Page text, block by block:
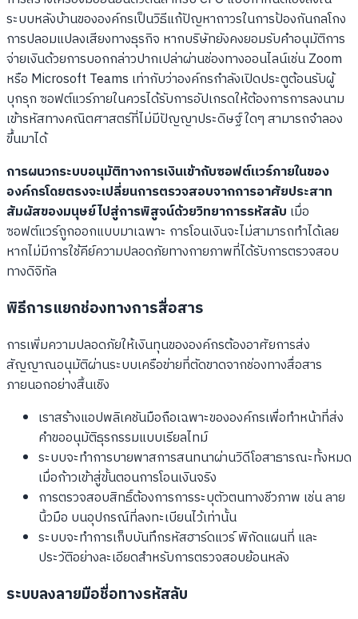
ระบบหลังบ้านขององค์กรเป็นวิธีแก้ปัญหาถาวรในการป้องกันกลโกง
การปลอมแปลงเสียงทางธุรกิจ หากบริษัทยังคงยอมรับคำอนุมัติการ
จ่ายเงินด้วยการบอกกล่าวปากเปล่าผ่านช่องทางออนไลน์เช่น Zoom
หรือ Microsoft Teams เท่ากับว่าองค์กรกำลังเปิดประตูต้อนรับผู้
บุกรุก ซอฟต์แวร์ภายในควรได้รับการอัปเกรดให้ต้องการการลงนาม
เข้ารหัสทางคณิตศาสตร์ที่ไม่มีปัญญาประดิษฐ์ใดๆ สามารถจำลอง
ขึ้นมาได้
การผนวกระบบอนุมัติทางการเงินเข้ากับซอฟต์แวร์ภายในของ
องค์กรโดยตรงจะเปลี่ยนการตรวจสอบจากการอาศัยประสาท
สัมผัสของมนุษย์ไปสู่การพิสูจน์ด้วยวิทยาการรหัสลับ เมื่อ
ซอฟต์แวร์ถูกออกแบบมาเฉพาะ การโอนเงินจะไม่สามารถทำได้เลย
หากไม่มีการใช้คีย์ความปลอดภัยทางกายภาพที่ได้รับการตรวจสอบ
ทางดิจิทัล
พิธีการแยกช่องทางการสื่อสาร
การเพิ่มความปลอดภัยให้เงินทุนขององค์กรต้องอาศัยการส่ง
สัญญาณอนุมัติผ่านระบบเครือข่ายที่ตัดขาดจากช่องทางสื่อสาร
ภายนอกอย่างสิ้นเชิง
เราสร้างแอปพลิเคชันมือถือเฉพาะขององค์กรเพื่อทำหน้าที่ส่ง
คำขออนุมัติธุรกรรมแบบเรียลไทม์
ระบบจะทำการบายพาสการสนทนาผ่านวิดีโอสาธารณะทั้งหมด
เมื่อก้าวเข้าสู่ขั้นตอนการโอนเงินจริง
การตรวจสอบสิทธิ์ต้องการการระบุตัวตนทางชีวภาพ เช่น ลาย
นิ้วมือ บนอุปกรณ์ที่ลงทะเบียนไว้เท่านั้น
ระบบจะทำการเก็บบันทึกรหัสฮาร์ดแวร์ พิกัดแผนที่ และ
ประวัติอย่างละเอียดสำหรับการตรวจสอบย้อนหลัง
ระบบลงลายมือชื่อทางรหัสลับ